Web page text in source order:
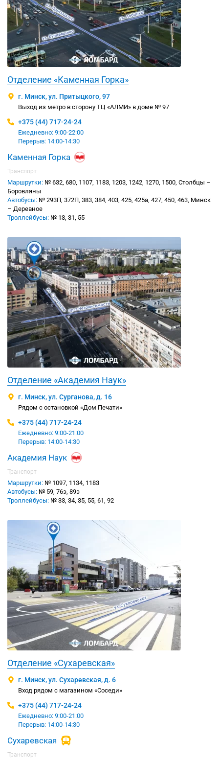
Отделение «Каменная Горка»
г. Минск, ул. Притыцкого, 97
Выход из метро в сторону ТЦ «АЛМИ» в доме № 97
+375 (44) 717-24-24
Ежедневно: 9:00-22:00
Перерыв: 14:00-14:30
Каменная Горка
Транспорт
Маршрутки: № 632, 680, 1107, 1183, 1203, 1242, 1270, 1500, Столбцы –
Боровляны
Автобусы: № 293П, 372П, 383, 384, 403, 425, 425а, 427, 450, 463, Минск
– Деревное
Троллейбусы: № 13, 31, 55
Отделение «Академия Наук»
г. Минск, ул. Сурганова, д. 16
Рядом с остановкой «Дом Печати»
+375 (44) 717-24-24
Ежедневно: 9:00-21:00
Перерыв: 14:00-14:30
Академия Наук
Транспорт
Маршрутки: № 1097, 1134, 1183
Автобусы: № 59, 76э, 89э
Троллейбусы: № 33, 34, 35, 55, 61, 92
Отделение «Сухаревская»
г. Минск, ул. Сухаревская, д. 6
Вход рядом с магазином «Соседи»
+375 (44) 717-24-24
Ежедневно: 9:00-21:00
Перерыв: 14:00-14:30
Сухаревская
Транспорт